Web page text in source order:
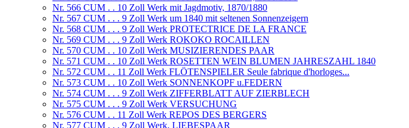
Nr. 566 CUM . . 10 Zoll Werk mit Jagdmotiv, 1870/1880
Nr. 567 CUM . . . 9 Zoll Werk um 1840 mit seltenen Sonnenzeigern
Nr. 568 CUM . . . 9 Zoll Werk PROTECTRICE DE LA FRANCE
Nr. 569 CUM . . . 9 Zoll Werk ROKOKO ROCAILLEN
Nr. 570 CUM . . 10 Zoll Werk MUSIZIERENDES PAAR
Nr. 571 CUM . . 10 Zoll Werk ROSETTEN WEIN BLUMEN JAHRESZAHL 1840
Nr. 572 CUM . . 11 Zoll Werk FLÖTENSPIELER Seule fabrique d'horloges...
Nr. 573 CUM . . 10 Zoll Werk SONNENKOPF u.FEDERN
Nr. 574 CUM . . . 9 Zoll Werk ZIFFERBLATT AUF ZIERBLECH
Nr. 575 CUM . . . 9 Zoll Werk VERSUCHUNG
Nr. 576 CUM . . 11 Zoll Werk REPOS DES BERGERS
Nr. 577 CUM . . . 9 Zoll Werk. LIEBESPAAR